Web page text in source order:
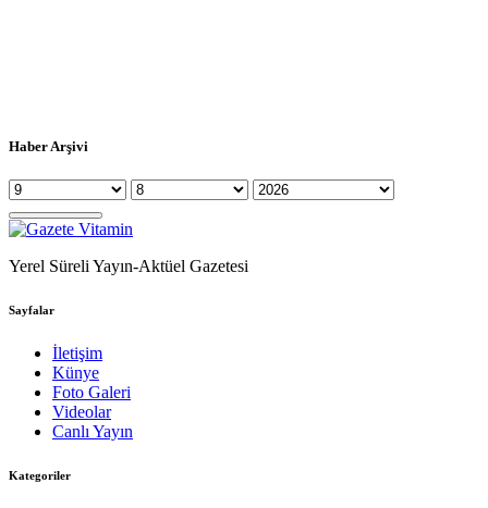
Haber Arşivi
Yerel Süreli Yayın-Aktüel Gazetesi
Sayfalar
İletişim
Künye
Foto Galeri
Videolar
Canlı Yayın
Kategoriler